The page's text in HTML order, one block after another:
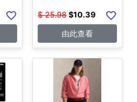
$ 25.98 $10.39
由此查看